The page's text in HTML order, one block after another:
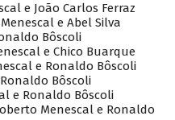
e João Carlos Ferraz
e Abel Silva
Bôscoli
e Chico Buarque
e Ronaldo Bôscoli
Bôscoli
e Ronaldo Bôscoli
Menescal e Ronaldo